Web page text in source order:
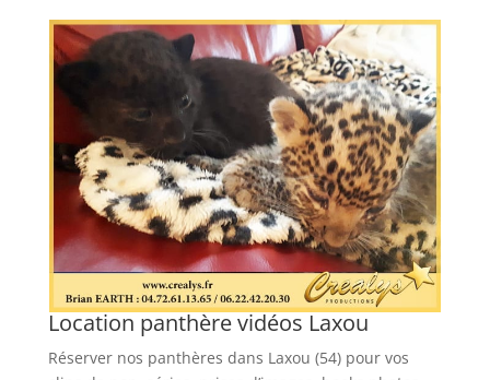
Location panthère vidéos Laxou
Réserver nos panthères dans Laxou (54) pour vos